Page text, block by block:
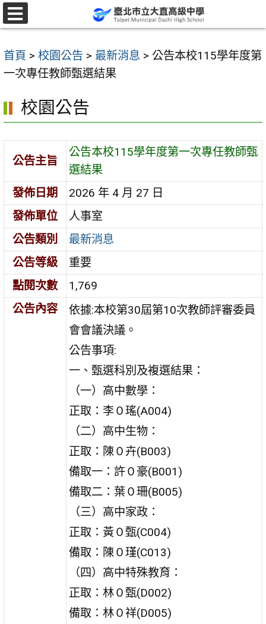
跳
至
要
區
首頁 > 校園公告 > 最新消息 > 公告本校115學年度第
一次專任教師甄選結果
校園公告
公告主旨
公告本校115學年度第一次專任教師甄
選結果
發佈日期
2026 年 4 月 27 日
發佈單位
人事室
公告類別
最新消息
公告等級
重要
點閱次數
1,769
公告內容
依據:本校第30屆第10次教師評審委員
會會議決議。
公告事項:
一、甄選科別及複選結果：
（一）高中數學：
正取：李０瑤(A004)
（二）高中生物：
正取：陳０卉(B003)
備取一：許０豪(B001)
備取二：葉０珊(B005)
（三）高中家政：
正取：黃０甄(C004)
備取：陳０瑾(C013)
（四）高中特殊教育：
正取：林０甄(D002)
備取：林０祥(D005)
選
單